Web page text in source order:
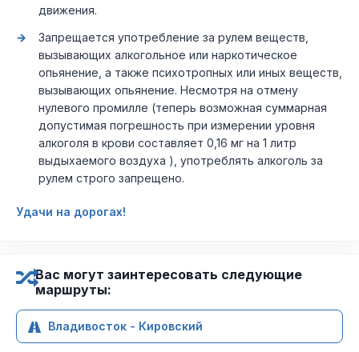
движения.
Запрещается употребление за рулем веществ,
вызывающих алкогольное или наркотическое
опьянение, а также психотропных или иных веществ,
вызывающих опьянение. Несмотря на отмену
нулевого промилле (теперь возможная суммарная
допустимая погрешность при измерении уровня
алкоголя в крови составляет 0,16 мг на 1 литр
выдыхаемого воздуха ), употреблять алкоголь за
рулем строго запрещено.
Удачи на дорогах!
Вас могут заинтересовать следующие
маршруты:
Владивосток - Кировский